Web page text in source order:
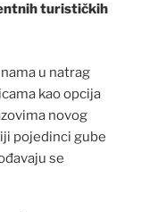
turističkih
u natrag
kao opcija
novog
pojedinci gube
se